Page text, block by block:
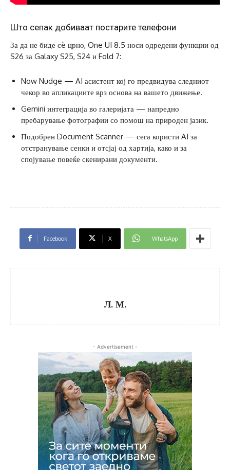
Што сепак добиваат постарите телефони
За да не биде сè црно, One UI 8.5 носи одредени функции од
S26 за Galaxy S25, S24 и Fold 7:
Now Nudge — AI асистент кој го предвидува следниот
чекор во апликациите врз основа на вашето движење.
Gemini интеграција во галеријата — напредно
пребарување фотографии со помош на природен јазик.
Подобрен Document Scanner — сега користи AI за
отстранување сенки и отсјај од хартија, како и за
спојување повеќе скенирани документи.
Facebook X WhatsApp
Л. М.
- Advertisement -